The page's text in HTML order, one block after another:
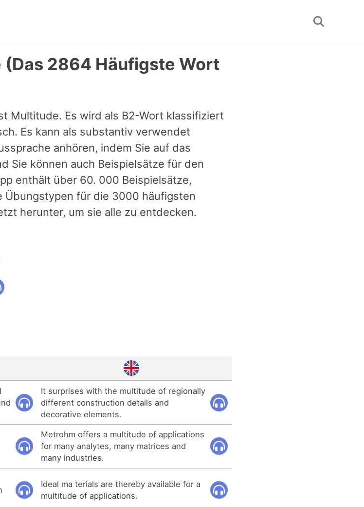
Toggle
2864 Häufigste Wort
Multitude. Es wird als B2-Wort klassifiziert
Es kann als substantiv verwendet
anhören, indem Sie auf das
Sie können auch Beispielsätze für den
enthält über 60. 000 Beispielsätze,
Übungstypen für die 3000 häufigsten
herunter, um sie alle zu entdecken.
It surprises with the multitude of regionally
different construction details and
decorative elements.
Metrohm offers a multitude of applications
for many analytes, many matrices and
many industries.
Ideal ma terials are thereby available for a
multitude of applications.